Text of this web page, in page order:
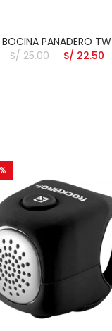
BOCINA PANADERO TW
S/ 25.00
S/ 22.50